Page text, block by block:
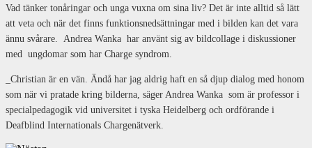
Vad tänker tonåringar och unga vuxna om sina liv? Det är inte alltid så lätt
att veta och när det finns funktionsnedsättningar med i bilden kan det vara
ännu svårare. Andrea Wanka har använt sig av bildcollage i diskussioner
med ungdomar som har Charge syndrom.
_Christian är en vän. Ändå har jag aldrig haft en så djup dialog med honom
som när vi pratade kring bilderna, säger Andrea Wanka som är professor i
specialpedagogik vid universitet i tyska Heidelberg och ordförande i
Deafblind Internationals Chargenätverk.